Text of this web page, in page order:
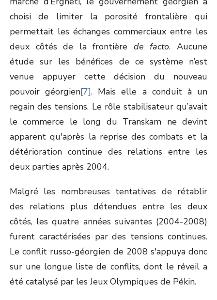
choisi de limiter la porosité frontalière qui
permettait les échanges commerciaux entre les
deux côtés de la frontière de facto. Aucune
étude sur les bénéfices de ce système n’est
venue appuyer cette décision du nouveau
pouvoir géorgien[7]. Mais elle a conduit à un
regain des tensions. Le rôle stabilisateur qu’avait
le commerce le long du Transkam ne devint
apparent qu'après la reprise des combats et la
détérioration continue des relations entre les
deux parties après 2004.
Malgré les nombreuses tentatives de rétablir
des relations plus détendues entre les deux
côtés, les quatre années suivantes (2004-2008)
furent caractérisées par des tensions continues.
Le conflit russo-géorgien de 2008 s'appuya donc
sur une longue liste de conflits, dont le réveil a
été catalysé par les Jeux Olympiques de Pékin.